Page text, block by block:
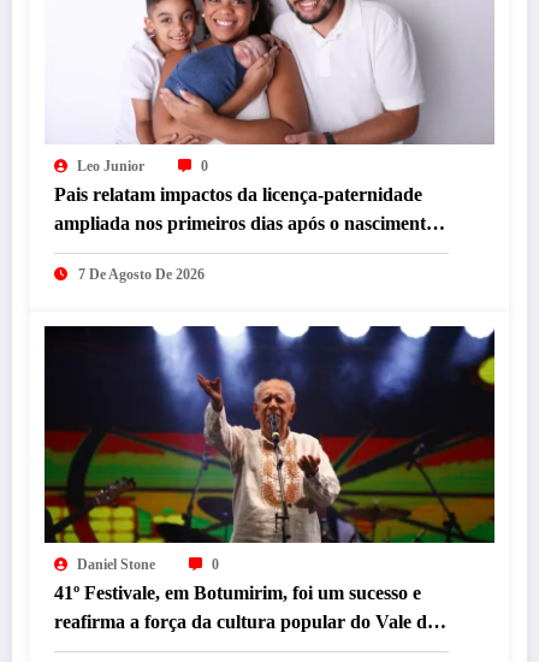
Leo Junior 0
Pais relatam impactos da licença-paternidade
ampliada nos primeiros dias após o nascimento
dos filhos
7 De Agosto De 2026
Daniel Stone 0
41º Festivale, em Botumirim, foi um sucesso e
reafirma a força da cultura popular do Vale do
Jequitinhonha